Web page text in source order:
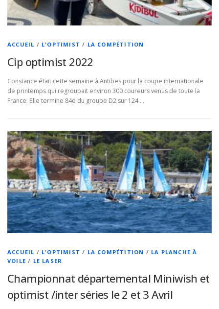
ACCUEIL / L'OPTIMIST / LA COMPÉTITION
Cip optimist 2022
Constance était cette semaine à Antibes pour la coupe internationale
de printemps qui regroupait environ 300 coureurs venus de toute la
France. Elle termine 84e du groupe D2 sur 124 …
ACCUEIL / L'OPTIMIST / LA COMPÉTITION / LA PLANCHE À
VOILE / LE LASER
Championnat départemental Miniwish et
optimist /inter séries le 2 et 3 Avril